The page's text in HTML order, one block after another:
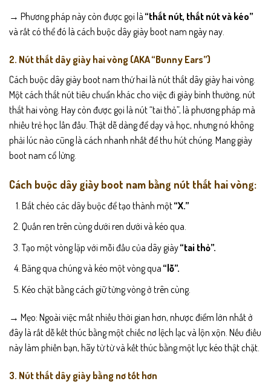
→ Phương pháp này còn được gọi là “thắt nút, thắt nút và kéo”
và rất có thể đó là cách buộc dây giày boot nam ngày nay.
2. Nút thắt dây giày hai vòng (AKA “Bunny Ears”)
Cách buộc dây giày boot nam thứ hai là nút thắt dây giày hai vòng.
Một cách thắt nút tiêu chuẩn khác cho việc đi giày bình thường, nút
thắt hai vòng. Hay còn được gọi là nút “tai thỏ”, là phương pháp mà
nhiều trẻ học lần đầu. Thật dễ dàng để dạy và học, nhưng nó không
phải lúc nào cũng là cách nhanh nhất để thu hút chúng. Mang giày
boot nam cổ lửng.
Cách buộc dây giày boot nam bằng nút thắt hai vòng:
Bắt chéo các dây buộc để tạo thành một“X.”
Quấn ren trên cùng dưới ren dưới và kéo qua.
Tạo một vòng lặp với mỗi đầu của dây giày“tai thỏ”.
Băng qua chúng và kéo một vòng qua “lỗ”.
Kéo chặt bằng cách giữ từng vòng ở trên cùng.
→ Mẹo: Ngoài việc mất nhiều thời gian hơn, nhược điểm lớn nhất ở
đây là rất dễ kết thúc bằng một chiếc nơ lệch lạc và lộn xộn. Nếu điều
này làm phiền bạn, hãy từ từ và kết thúc bằng một lực kéo thật chặt.
3. Nút thắt dây giày bằng nơ tốt hơn